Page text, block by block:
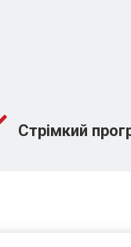
Стрімкий